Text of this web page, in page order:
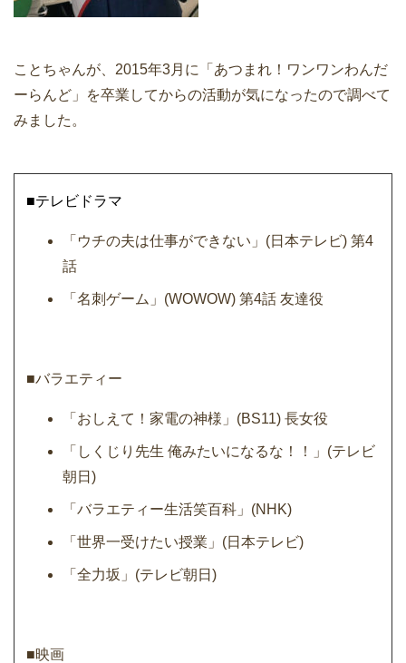
ことちゃんが、2015年3月に「あつまれ！ワンワンわんだ
ーらんど」を卒業してからの活動が気になったので調べて
みました。
■テレビドラマ
「ウチの夫は仕事ができない」(日本テレビ) 第4
話
「名刺ゲーム」(WOWOW) 第4話 友達役
■バラエティー
「おしえて！家電の神様」(BS11) 長女役
「しくじり先生 俺みたいになるな！！」(テレビ
朝日)
「バラエティー生活笑百科」(NHK)
「世界一受けたい授業」(日本テレビ)
「全力坂」(テレビ朝日)
■映画